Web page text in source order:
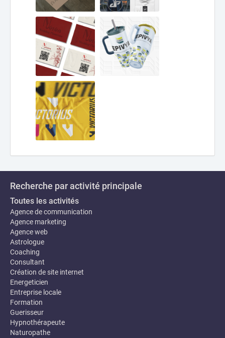
Recherche par activité principale
Toutes les activités
Agence de communication
Agence marketing
Agence web
Astrologue
Coaching
Consultant
Création de site internet
Energeticien
Entreprise locale
Formation
Guerisseur
Hypnothérapeute
Naturopathe